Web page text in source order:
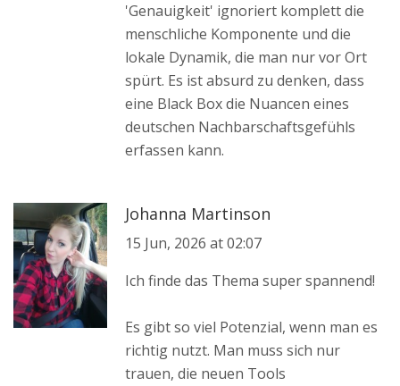
'Genauigkeit' ignoriert komplett die
menschliche Komponente und die
lokale Dynamik, die man nur vor Ort
spürt. Es ist absurd zu denken, dass
eine Black Box die Nuancen eines
deutschen Nachbarschaftsgefühls
erfassen kann.
Johanna Martinson
15 Jun, 2026 at 02:07
Ich finde das Thema super spannend!
Es gibt so viel Potenzial, wenn man es
richtig nutzt. Man muss sich nur
trauen, die neuen Tools